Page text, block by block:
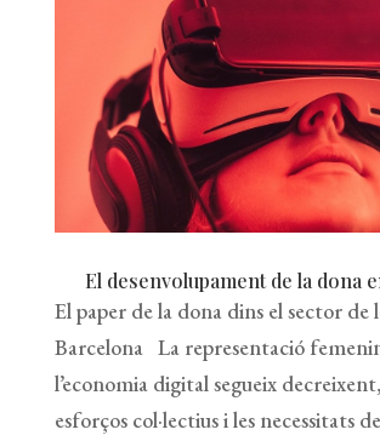
El desenvolupament de la dona
El paper de la dona dins el sector de
Barcelona La representació
l’economia digital segueix
esforços col·lectius i les necessitats